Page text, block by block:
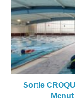
Sortie